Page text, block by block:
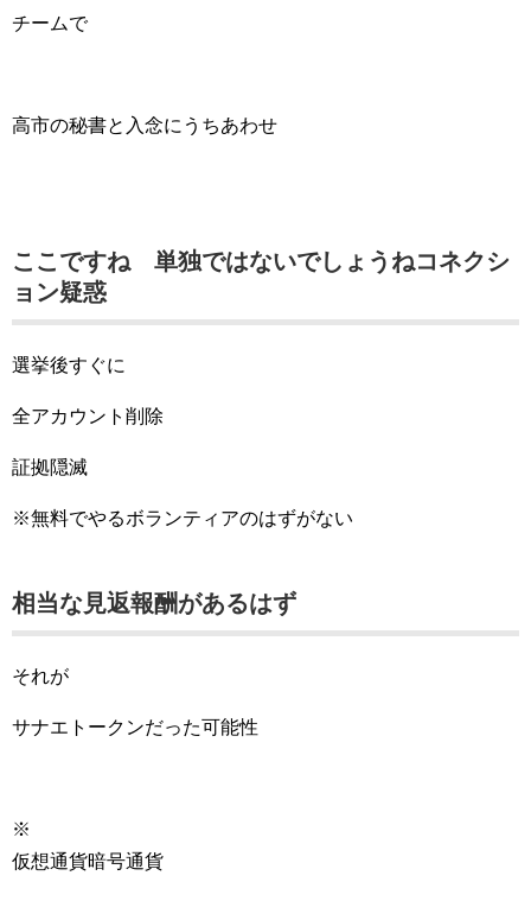
チームで
高市の秘書と入念にうちあわせ
ここですね 単独ではないでしょうねコネクシ
ョン疑惑
選挙後すぐに
全アカウント削除
証拠隠滅
※無料でやるボランティアのはずがない
相当な見返報酬があるはず
それが
サナエトークンだった可能性
※
仮想通貨暗号通貨